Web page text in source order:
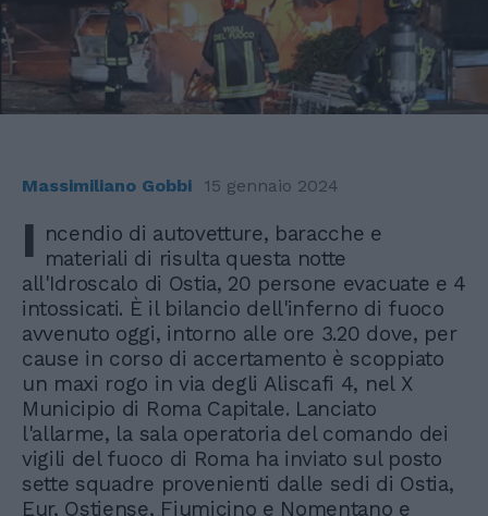
Massimiliano Gobbi 15 gennaio 2024
I ncendio di autovetture, baracche e
materiali di risulta questa notte
all'Idroscalo di Ostia, 20 persone evacuate e 4
intossicati. È il bilancio dell'inferno di fuoco
avvenuto oggi, intorno alle ore 3.20 dove, per
cause in corso di accertamento è scoppiato
un maxi rogo in via degli Aliscafi 4, nel X
Municipio di Roma Capitale. Lanciato
l'allarme, la sala operatoria del comando dei
vigili del fuoco di Roma ha inviato sul posto
sette squadre provenienti dalle sedi di Ostia,
Eur, Ostiense, Fiumicino e Nomentano e